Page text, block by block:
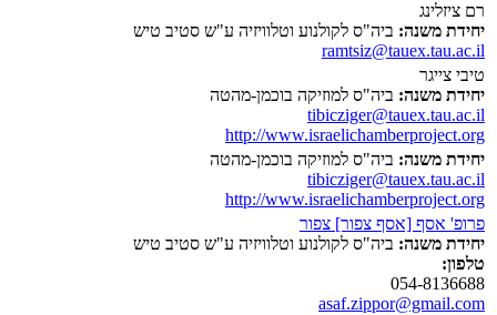
רם ציזלינג
יחידת משנה: ביה"ס לקולנוע וטלוויזיה ע"ש סטיב טיש
ramtsiz@tauex.tau.ac.il
טיבי צייגר
יחידת משנה: ביה"ס למוזיקה בוכמן-מהטה
tibicziger@tauex.tau.ac.il
http://www.israelichamberproject.org
יחידת משנה: ביה"ס למוזיקה בוכמן-מהטה
tibicziger@tauex.tau.ac.il
http://www.israelichamberproject.org
פרופ' אסף [אסף צפור] צפור
יחידת משנה: ביה"ס לקולנוע וטלוויזיה ע"ש סטיב טיש
טלפון:
054-8136688
asaf.zippor@gmail.com